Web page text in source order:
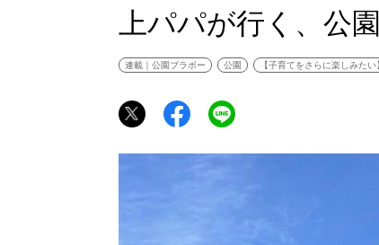
道央
上パパが行く、公
連載｜公園ブラボー 公園 【子育てをさらに楽しみたい